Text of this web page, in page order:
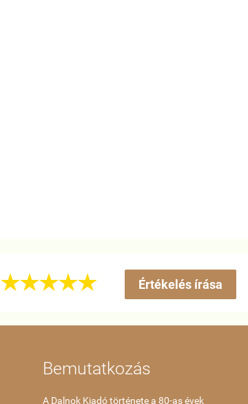
 Értékelés írása
Bemutatkozás
A Dalnok Kiadó története a 80-as évek